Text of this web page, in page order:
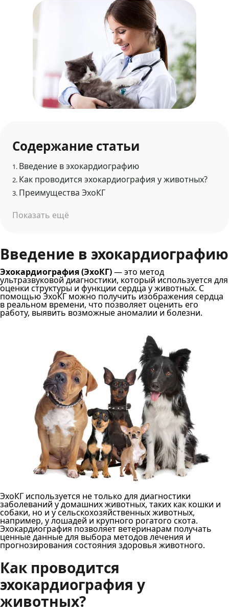
Содержание статьи
1. Введение в эхокардиографию
2. Как проводится эхокардиография у животных?
3. Преимущества ЭхоКГ
Показать ещё
Введение в эхокардиографию
Эхокардиография (ЭхоКГ)— это метод
ультразвуковой диагностики, который используется для
оценки структуры и функции сердца у животных. С
помощью ЭхоКГ можно получить изображения сердца
в реальном времени, что позволяет оценить его
работу, выявить возможные аномалии и болезни.
ЭхоКГ используется не только для диагностики
заболеваний у домашних животных, таких как кошки и
собаки, но и у сельскохозяйственных животных,
например, у лошадей и крупного рогатого скота.
Эхокардиография позволяет ветеринарам получать
ценные данные для выбора методов лечения и
прогнозирования состояния здоровья животного.
Как проводится
эхокардиография у
животных?